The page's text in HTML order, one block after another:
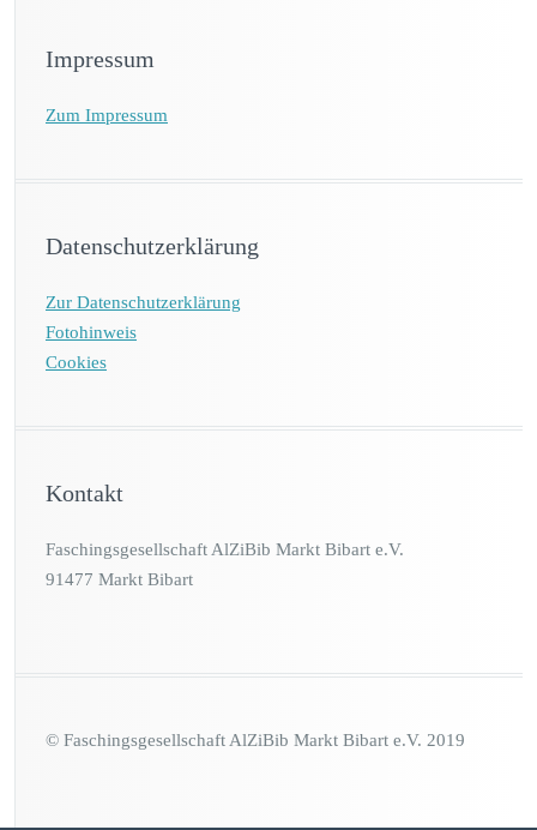
Impressum
Zum Impressum
Datenschutzerklärung
Zur Datenschutzerklärung
Fotohinweis
Cookies
Kontakt
Faschingsgesellschaft AlZiBib Markt Bibart e.V.
91477 Markt Bibart
© Faschingsgesellschaft AlZiBib Markt Bibart e.V. 2019